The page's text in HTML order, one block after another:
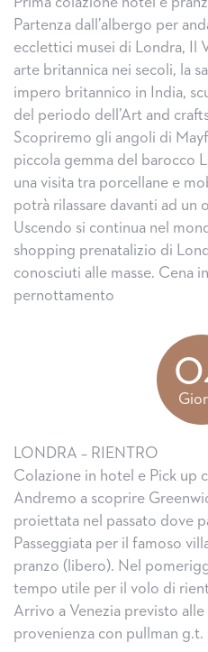
Partenza dall’albergo per
ecclettici musei di Londra, Il
arte britannica nei secoli, la
impero britannico in India,
del periodo dell’Art and
Scopriremo gli angoli di
piccola gemma del barocco
una visita tra porcellane e
potrà rilassare davanti ad un
Uscendo si continua nel
shopping prenatalizio di
conosciuti alle masse. Cena
pernottamento
LONDRA – RIENTRO
Colazione in hotel e Pick up
Andremo a scoprire
proiettata nel passato dove
Passeggiata per il famoso
pranzo (libero). Nel
tempo utile per il volo di
Arrivo a Venezia previsto
provenienza con pullman g.t.